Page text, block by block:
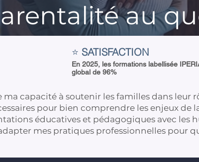
au
⭐ SATISFACTION
En 2025, les formations labellisée
global de 96%
capacité à soutenir les familles dans leur
pour bien comprendre les enjeux
éducatives et pédagogiques avec les
mes pratiques professionnelles pour